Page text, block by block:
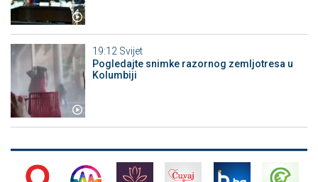
19:12 Svijet
Pogledajte snimke razornog zemljotresa u
Kolumbiji